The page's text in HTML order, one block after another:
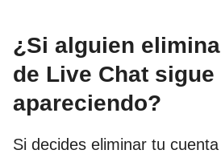
¿Si alguien
de Live Chat sigue
apareciendo?
Si decides eliminar tu